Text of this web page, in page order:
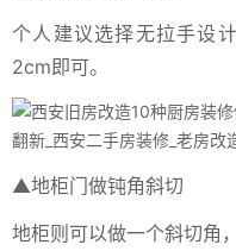
个人建议选择无拉手设
2cm即可。
▲地柜门做钝角斜切
地柜则可以做一个斜切角